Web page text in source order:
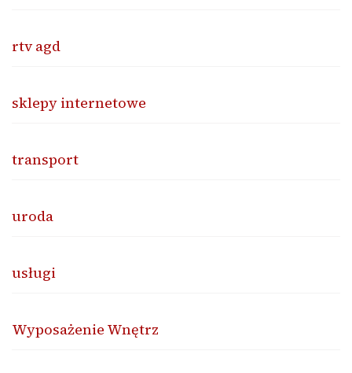
rtv agd
sklepy internetowe
transport
uroda
usługi
Wyposażenie Wnętrz